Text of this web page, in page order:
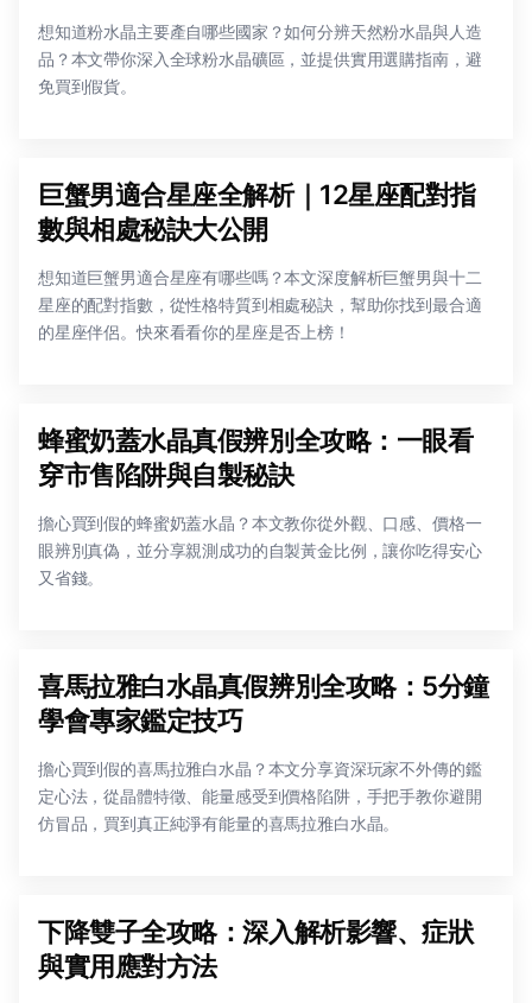
想知道粉水晶主要產自哪些國家？如何分辨天然粉水晶與人造
品？本文帶你深入全球粉水晶礦區，並提供實用選購指南，避
免買到假貨。
巨蟹男適合星座全解析｜12星座配對指
數與相處秘訣大公開
想知道巨蟹男適合星座有哪些嗎？本文深度解析巨蟹男與十二
星座的配對指數，從性格特質到相處秘訣，幫助你找到最合適
的星座伴侶。快來看看你的星座是否上榜！
蜂蜜奶蓋水晶真假辨別全攻略：一眼看
穿市售陷阱與自製秘訣
擔心買到假的蜂蜜奶蓋水晶？本文教你從外觀、口感、價格一
眼辨別真偽，並分享親測成功的自製黃金比例，讓你吃得安心
又省錢。
喜馬拉雅白水晶真假辨別全攻略：5分鐘
學會專家鑑定技巧
擔心買到假的喜馬拉雅白水晶？本文分享資深玩家不外傳的鑑
定心法，從晶體特徵、能量感受到價格陷阱，手把手教你避開
仿冒品，買到真正純淨有能量的喜馬拉雅白水晶。
下降雙子全攻略：深入解析影響、症狀
與實用應對方法